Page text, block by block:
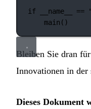
if __name__ ==
main()
Bleiben Sie dran
Innovationen in der
Dieses Dokument